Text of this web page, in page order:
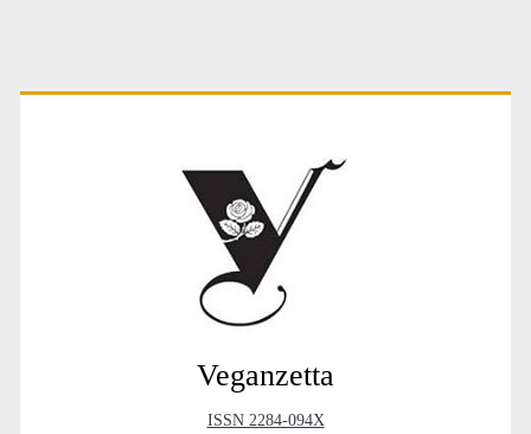
Primary
Veganzetta
ISSN 2284-094X